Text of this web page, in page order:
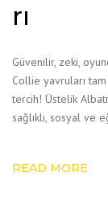
rı
Güvenilir, zeki,
Collie yavruları
tercih! Üstelik
sağlıklı, sosyal
READ MORE